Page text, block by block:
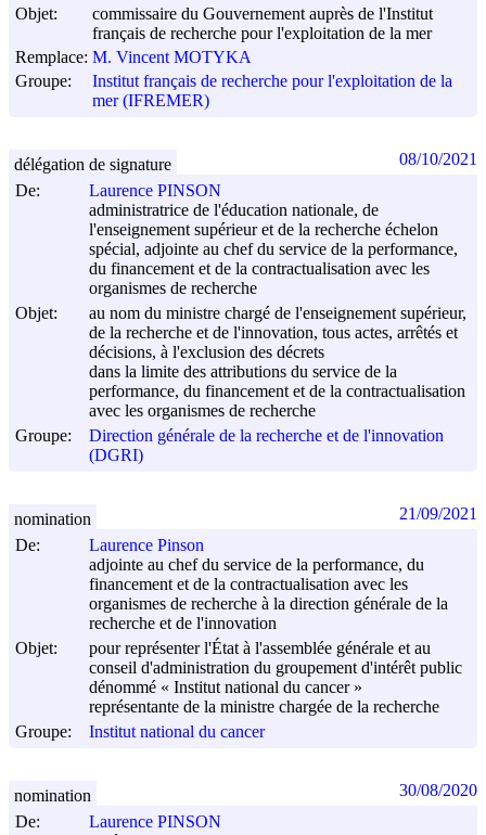
Objet:
commissaire du Gouvernement auprès de l'Institut
français de recherche pour l'exploitation de la mer
Remplace: M. Vincent MOTYKA
Groupe:
Institut français de recherche pour l'exploitation de la
mer (IFREMER)
De:
Laurence PINSON
administratrice de l'éducation nationale, de
l'enseignement supérieur et de la recherche échelon
spécial, adjointe au chef du service de la performance,
du financement et de la contractualisation avec les
organismes de recherche
Objet:
au nom du ministre chargé de l'enseignement supérieur,
de la recherche et de l'innovation, tous actes, arrêtés et
décisions, à l'exclusion des décrets
dans la limite des attributions du service de la
performance, du financement et de la contractualisation
avec les organismes de recherche
Groupe:
Direction générale de la recherche et de l'innovation
(DGRI)
délégation de signature 08/10/2021
De:
Laurence Pinson
adjointe au chef du service de la performance, du
financement et de la contractualisation avec les
organismes de recherche à la direction générale de la
recherche et de l'innovation
Objet:
pour représenter l'État à l'assemblée générale et au
conseil d'administration du groupement d'intérêt public
dénommé « Institut national du cancer »
représentante de la ministre chargée de la recherche
Groupe:
Institut national du cancer
nomination 21/09/2021
De:
Laurence PINSON
nomination 30/08/2020